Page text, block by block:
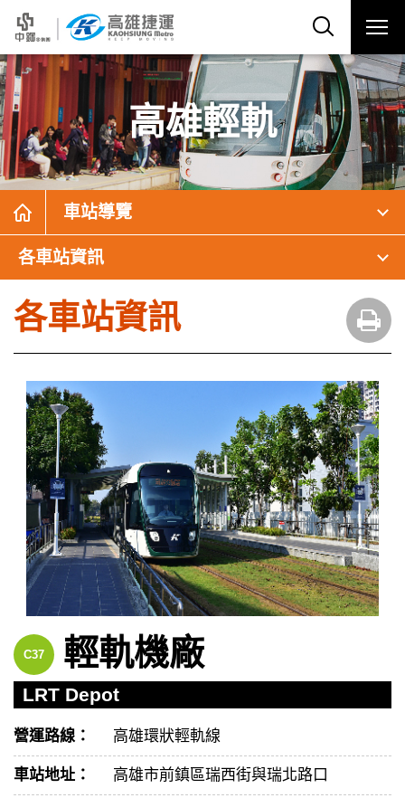
高雄輕軌
車站導覽
各車站資訊
各車站資訊
C37 輕軌機廠
LRT Depot
營運路線： 高雄環狀輕軌線
車站地址： 高雄市前鎮區瑞西街與瑞北路口